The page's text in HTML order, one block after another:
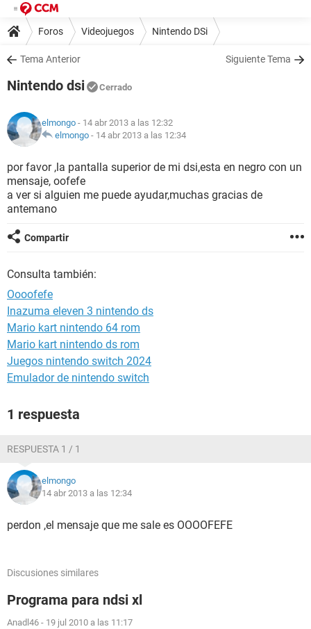
Foros Videojuegos Nintendo DSi
Tema Anterior Siguiente Tema
Nintendo dsi Cerrado
elmongo - 14 abr 2013 a las 12:32
elmongo - 14 abr 2013 a las 12:34
por favor ,la pantalla superior de mi dsi,esta en negro con un
mensaje, oofefe
a ver si alguien me puede ayudar,muchas gracias de
antemano
Compartir
Consulta también:
Oooofefe
Inazuma eleven 3 nintendo ds
Mario kart nintendo 64 rom
Mario kart nintendo ds rom
Juegos nintendo switch 2024
Emulador de nintendo switch
1 respuesta
RESPUESTA 1 / 1
elmongo
14 abr 2013 a las 12:34
perdon ,el mensaje que me sale es OOOOFEFE
Discusiones similares
Programa para ndsi xl
Anadl46 - 19 jul 2010 a las 11:17